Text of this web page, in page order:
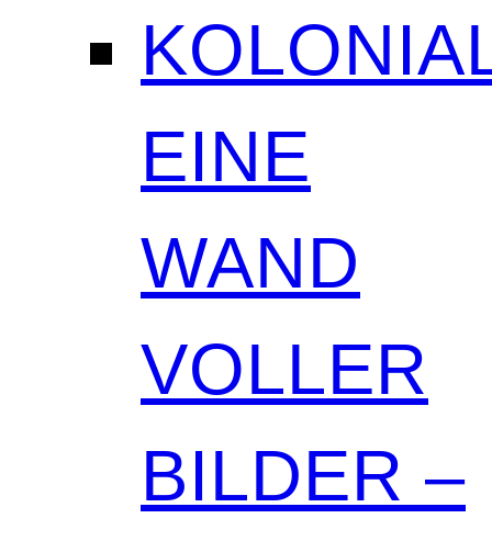
EINE
WAND
VOLLER
BILDER –